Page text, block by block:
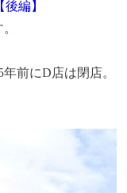
編】
前にD店は閉店。